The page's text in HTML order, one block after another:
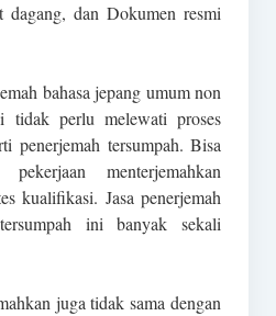
dan Dokumen resmi
bahasa jepang umum non
tidak perlu melewati proses
penerjemah tersumpah. Bisa
menterjemahkan
kualifikasi. Jasa penerjemah
ini banyak sekali
juga tidak sama dengan